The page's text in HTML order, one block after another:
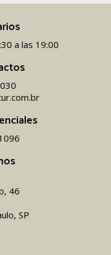
46
SP
a las 19:00